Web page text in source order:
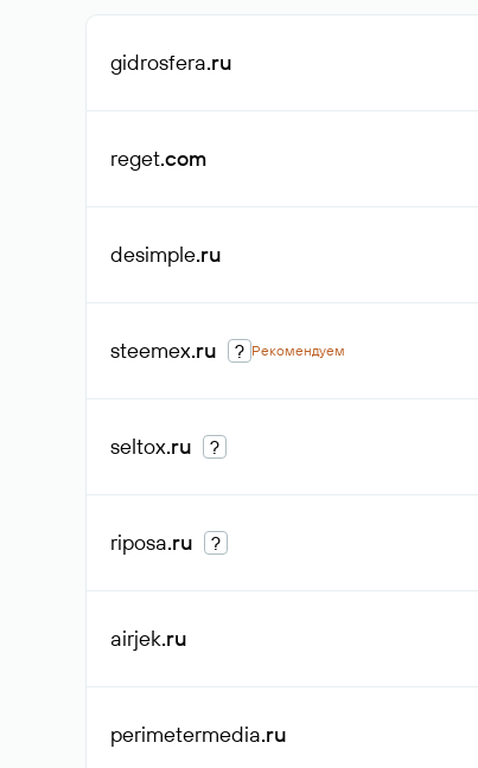
gidrosfera.ru
reget.com
desimple.ru
steemex.ru ? Рекомендуем
seltox.ru ?
riposa.ru ?
airjek.ru
perimetermedia.ru